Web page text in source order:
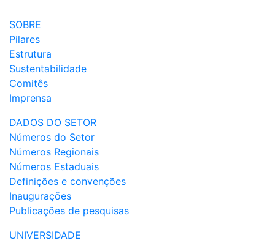
SOBRE
Pilares
Estrutura
Sustentabilidade
Comitês
Imprensa
DADOS DO SETOR
Números do Setor
Números Regionais
Números Estaduais
Definições e convenções
Inaugurações
Publicações de pesquisas
UNIVERSIDADE